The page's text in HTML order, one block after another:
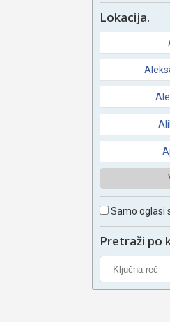
Lokacija.
Samo oglasi
Pretraži po